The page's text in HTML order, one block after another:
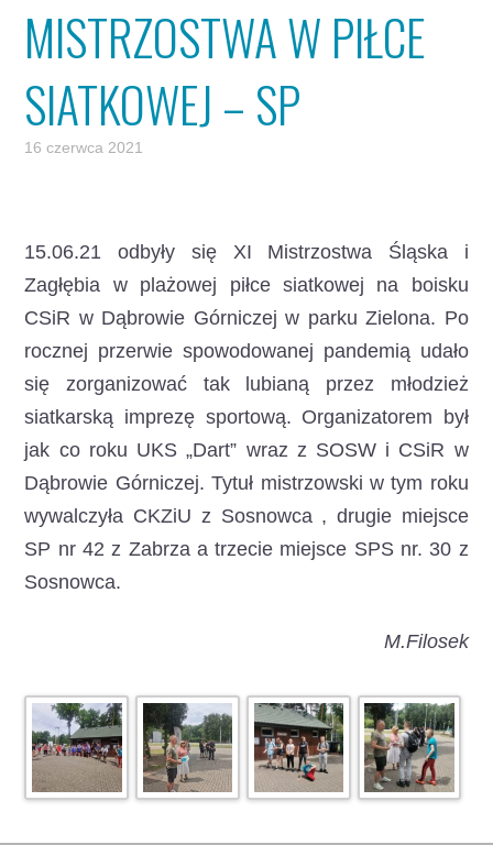
MISTRZOSTWA W PIŁCE
SIATKOWEJ – SP
16 czerwca 2021
15.06.21 odbyły się XI Mistrzostwa Śląska i
Zagłębia w plażowej piłce siatkowej na boisku
CSiR w Dąbrowie Górniczej w parku Zielona. Po
rocznej przerwie spowodowanej pandemią udało
się zorganizować tak lubianą przez młodzież
siatkarską imprezę sportową. Organizatorem był
jak co roku UKS „Dart” wraz z SOSW i CSiR w
Dąbrowie Górniczej. Tytuł mistrzowski w tym roku
wywalczyła CKZiU z Sosnowca , drugie miejsce
SP nr 42 z Zabrza a trzecie miejsce SPS nr. 30 z
Sosnowca.
M.Filosek